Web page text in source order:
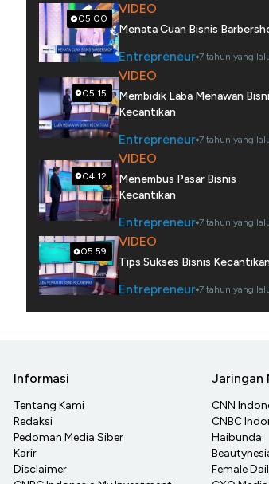
05:00
VIDEO
Menata Cuan Bisnis
Entrepreneur 7 tahun yang
05:15
VIDEO
Membidik Laba Menawan
Kecantikan
Entrepreneur 7 tahun yang
04:12
VIDEO
Menembus Pasar Bisnis
Kecantikan
Entrepreneur 7 tahun yang
05:59
VIDEO
Tips Sukses Bisnis Kecantikan
Entrepreneur 7 tahun yang
Informasi
Tentang Kami
Redaksi
Pedoman Media Siber
Karir
Disclaimer
Jaringan
CNN
CNBC
Haibunda
Female